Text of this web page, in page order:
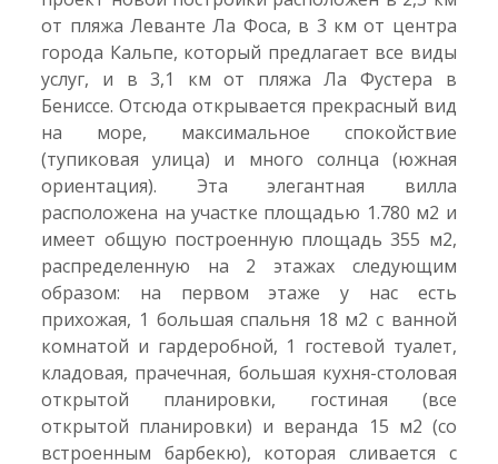
от пляжа Леванте Ла Фоса, в 3 км от центра
города Кальпе, который предлагает все виды
услуг, и в 3,1 км от пляжа Ла Фустера в
Бениссе. Отсюда открывается прекрасный вид
на море, максимальное спокойствие
(тупиковая улица) и много солнца (южная
ориентация). Эта элегантная вилла
расположена на участке площадью 1.780 м2 и
имеет общую построенную площадь 355 м2,
распределенную на 2 этажах следующим
образом: на первом этаже у нас есть
прихожая, 1 большая спальня 18 м2 с ванной
комнатой и гардеробной, 1 гостевой туалет,
кладовая, прачечная, большая кухня-столовая
открытой планировки, гостиная (все
открытой планировки) и веранда 15 м2 (со
встроенным барбекю), которая сливается с